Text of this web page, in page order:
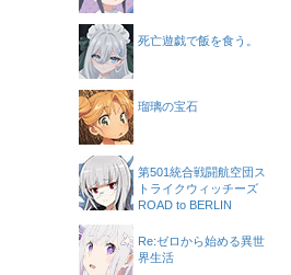
死亡遊戯で飯を食う。
瑠璃の宝石
第501統合戦闘航空団ス
トライクウィッチーズ
ROAD to BERLIN
Re:ゼロから始める異世
界生活